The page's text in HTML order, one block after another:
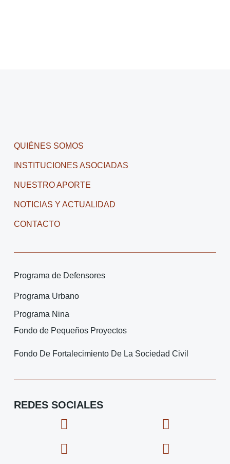
QUIÉNES SOMOS
INSTITUCIONES ASOCIADAS
NUESTRO APORTE
NOTICIAS Y ACTUALIDAD
CONTACTO
Programa de Defensores
Programa Urbano
Programa Nina
Fondo de Pequeños Proyectos
Fondo De Fortalecimiento De La Sociedad Civil
REDES SOCIALES
F
c
X
t
I
o
I
o